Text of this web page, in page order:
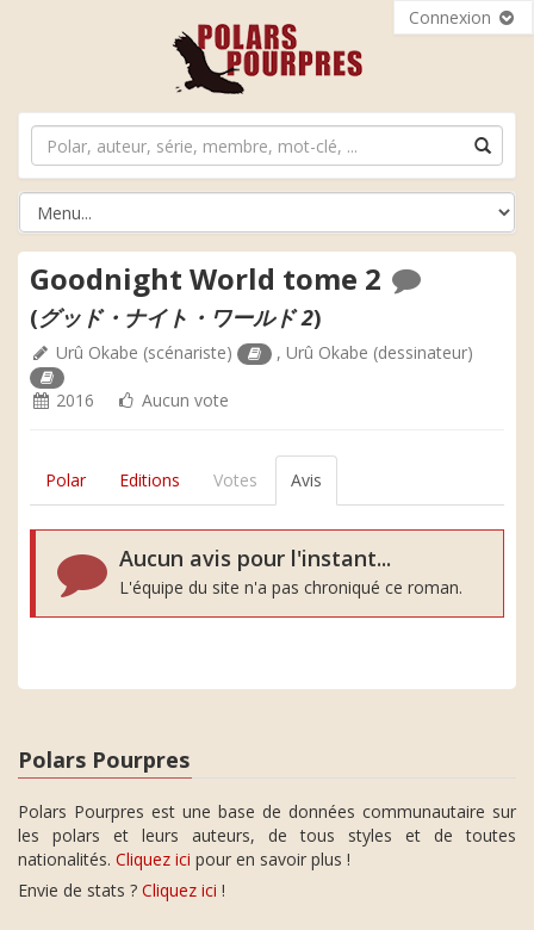
Connexion
Goodnight World tome 2
(グッド・ナイト・ワールド 2)
Urû Okabe (scénariste) ,Urû Okabe (dessinateur)
2016 Aucun vote
Polar Editions Votes Avis
Aucun avis pour l'instant...
L'équipe du site n'a pas chroniqué ce roman.
Polars Pourpres
Polars Pourpres est une base de données communautaire sur
les polars et leurs auteurs, de tous styles et de toutes
nationalités. Cliquez ici pour en savoir plus !
Envie de stats ? Cliquez ici !